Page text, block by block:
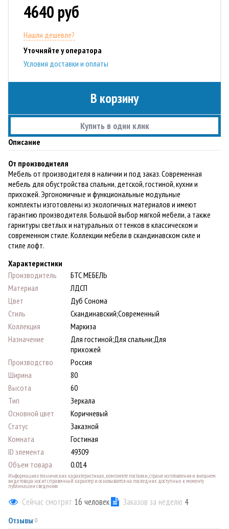
4640 руб
Нашли дешевле?
Уточняйте у оператора
Условия доставки и оплаты
В корзину
Купить в один клик
Описание
От производителя
Мебель от производителя в наличии и под заказ. Современная
мебель для обустройства спальни, детской, гостиной, кухни и
прихожей. Эргономичные и функциональные модульные
комплекты изготовлены из экологичных материалов и имеют
гарантию производителя. Большой выбор мягкой мебели, а также
гарнитуры светлых и натуральных оттенков в классическом и
современном стиле. Коллекции мебели в скандинавском силе и
стиле лофт.
Характеристики
Производитель
БТС МЕБЕЛЬ
Материал
ЛДСП
Цвет
Дуб Сонома
Стиль
Скандинавский;Современный
Коллекция
Маркиза
Назначение
Для гостиной;Для спальни;Для
прихожей
Производство
Россия
Ширина
80
Высота
60
Тип
Зеркала
Основной цвет
Коричневый
Статус
Заказной
Комната
Гостиная
ID элемента
49309
Объем товара
0.014
Информация о технических характеристиках, комплекте поставки, стране изготовления и внешнем
виде товара носит справочный характер и основывается на последних доступных к моменту
публикации сведениях
Сейчас смотрят 16 человек Заказов за неделю 4
Отзывы 0